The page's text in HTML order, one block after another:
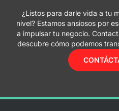
¿Listos para darle vida a tu
nivel? Estamos ansiosos por
a impulsar tu negocio.
descubre cómo podemos